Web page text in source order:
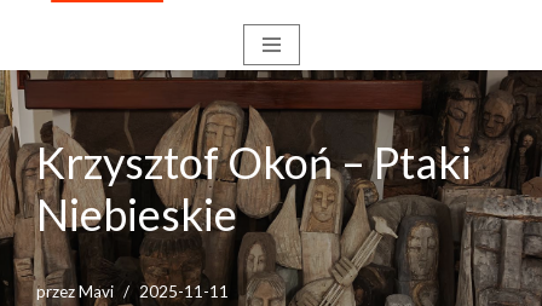
Krzysztof Okoń – Ptaki
Niebieskie
przezMavi 2025-11-11